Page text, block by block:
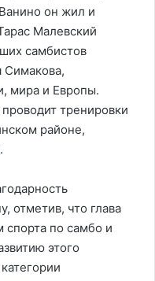
он жил и
Малевский
самбистов
Симакова,
мира и Европы.
тренировки
районе,
отметив, что глава
спорта по самбо и
этого